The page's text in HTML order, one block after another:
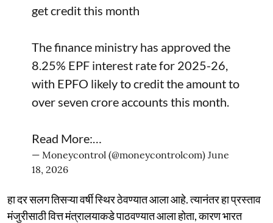
get credit this month
The finance ministry has approved the
8.25% EPF interest rate for 2025-26,
with EPFO likely to credit the amount to
over seven crore accounts this month.
Read More:…
— Moneycontrol (@moneycontrolcom) June
18, 2026
हा दर सलग तिसऱ्या वर्षी स्थिर ठेवण्यात आला आहे. त्यानंतर हा प्रस्ताव
मंजुरीसाठी वित्त मंत्रालयाकडे पाठवण्यात आला होता, कारण भारत